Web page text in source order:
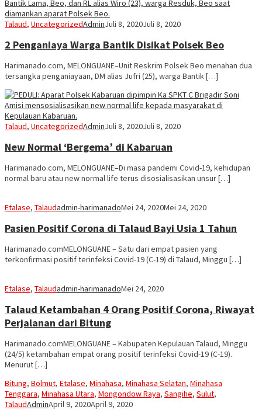
Talaud, UncategorizedAdminJuli 8, 2020Juli 8, 2020
2 Penganiaya Warga Bantik Disikat Polsek Beo
Harimanado.com, MELONGUANE–Unit Reskrim Polsek Beo menahan dua
tersangka penganiayaan, DM alias Jufri (25), warga Bantik […]
Talaud, UncategorizedAdminJuli 8, 2020Juli 8, 2020
New Normal ‘Bergema’ di Kabaruan
Harimanado.com, MELONGUANE–Di masa pandemi Covid-19, kehidupan
normal baru atau new normal life terus disosialisasikan unsur […]
Etalase, Talaudadmin-harimanadoMei 24, 2020Mei 24, 2020
Pasien Positif Corona di Talaud Bayi Usia 1 Tahun
Harimanado.comMELONGUANE – Satu dari empat pasien yang
terkonfirmasi positif terinfeksi Covid-19 (C-19) di Talaud, Minggu […]
Etalase, Talaudadmin-harimanadoMei 24, 2020
Talaud Ketambahan 4 Orang Positif Corona, Riwayat
Perjalanan dari Bitung
Harimanado.comMELONGUANE – Kabupaten Kepulauan Talaud, Minggu
(24/5) ketambahan empat orang positif terinfeksi Covid-19 (C-19).
Menurut […]
Bitung, Bolmut, Etalase, Minahasa, Minahasa Selatan, Minahasa
Tenggara, Minahasa Utara, Mongondow Raya, Sangihe, Sulut,
TalaudAdminApril 9, 2020April 9, 2020